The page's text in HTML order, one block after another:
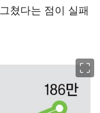
쳤다는 점이 실패